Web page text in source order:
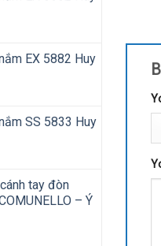
EX 5882 Huy
SS 5833 Huy
tay đòn
– Ý